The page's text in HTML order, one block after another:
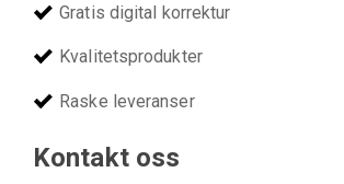
Gratis digital korrektur
Kvalitetsprodukter
Raske leveranser
Kontakt oss